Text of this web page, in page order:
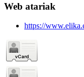
Web atariak
https://